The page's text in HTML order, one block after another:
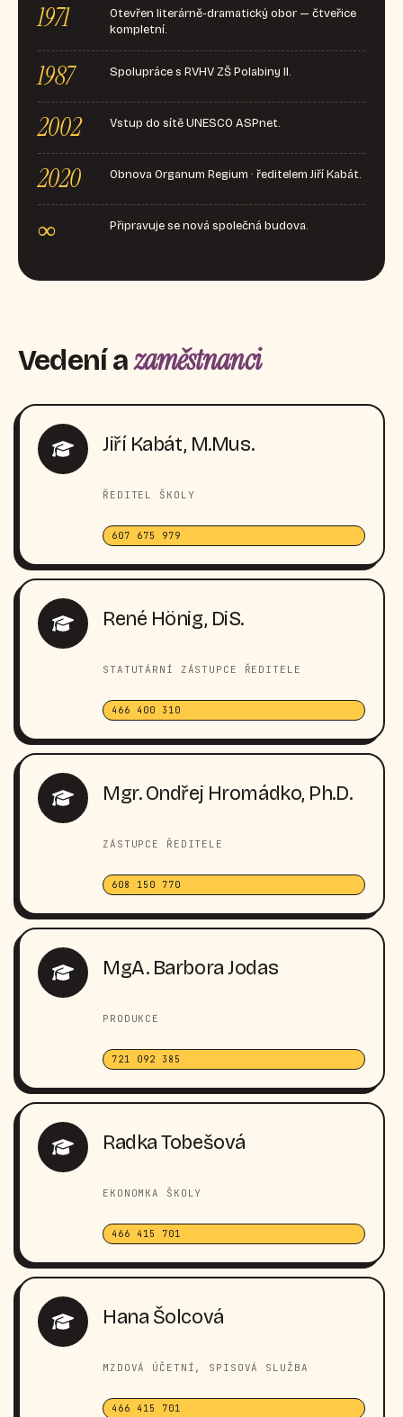
1971
Otevřen literárně-dramatický obor — čtveřice
kompletní.
1987 Spolupráce s RVHV ZŠ Polabiny II.
2002 Vstup do sítě UNESCO ASPnet.
2020 Obnova Organum Regium · ředitelem Jiří Kabát.
∞ Připravuje se nová společná budova.
Vedení azaměstnanci
Jiří Kabát, M.Mus.
ŘEDITEL ŠKOLY
607 675 979
René Hönig, DiS.
STATUTÁRNÍ ZÁSTUPCE ŘEDITELE
466 400 310
Mgr. Ondřej Hromádko, Ph.D.
ZÁSTUPCE ŘEDITELE
608 150 770
MgA. Barbora Jodas
PRODUKCE
721 092 385
Radka Tobešová
EKONOMKA ŠKOLY
466 415 701
Hana Šolcová
MZDOVÁ ÚČETNÍ, SPISOVÁ SLUŽBA
466 415 701